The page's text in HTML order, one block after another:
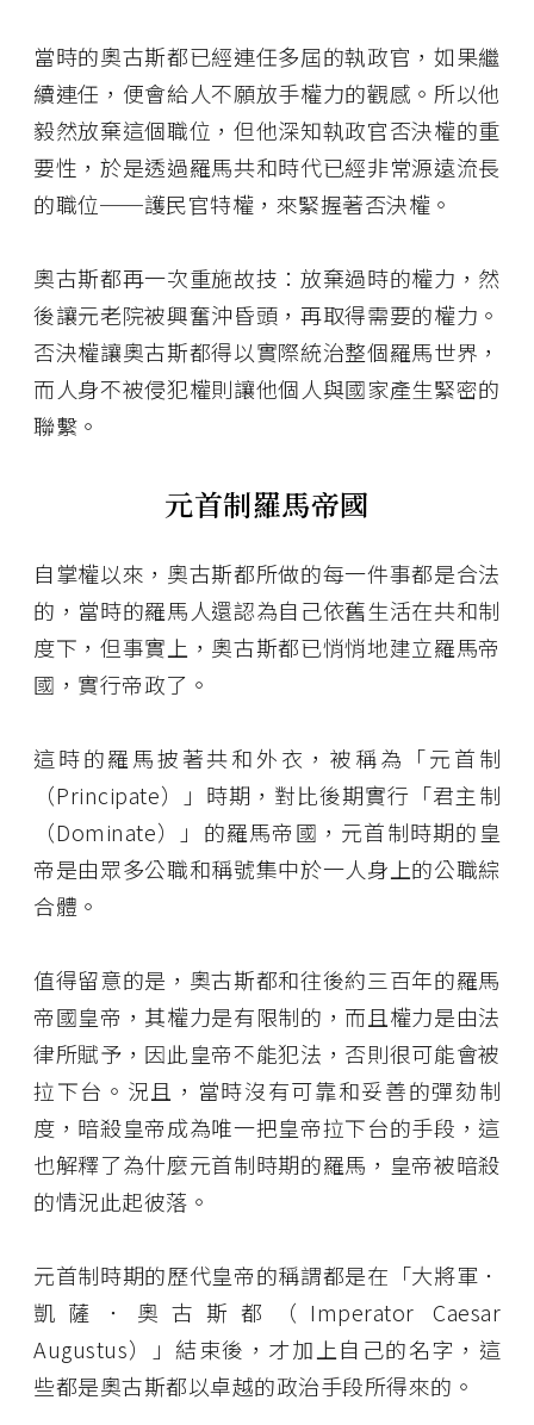
當時的奧古斯都已經連任多屆的執政官，如果繼
續連任，便會給人不願放手權力的觀感。所以他
毅然放棄這個職位，但他深知執政官否決權的重
要性，於是透過羅馬共和時代已經非常源遠流長
的職位──護民官特權，來緊握著否決權。
奧古斯都再一次重施故技：放棄過時的權力，然
後讓元老院被興奮沖昏頭，再取得需要的權力。
否決權讓奧古斯都得以實際統治整個羅馬世界，
而人身不被侵犯權則讓他個人與國家產生緊密的
聯繫。
元首制羅馬帝國
自掌權以來，奧古斯都所做的每一件事都是合法
的，當時的羅馬人還認為自己依舊生活在共和制
度下，但事實上，奧古斯都已悄悄地建立羅馬帝
國，實行帝政了。
這時的羅馬披著共和外衣，被稱為「元首制
（Principate）」時期，對比後期實行「君主制
（Dominate）」的羅馬帝國，元首制時期的皇
帝是由眾多公職和稱號集中於一人身上的公職綜
合體。
值得留意的是，奧古斯都和往後約三百年的羅馬
帝國皇帝，其權力是有限制的，而且權力是由法
律所賦予，因此皇帝不能犯法，否則很可能會被
拉下台。況且，當時沒有可靠和妥善的彈劾制
度，暗殺皇帝成為唯一把皇帝拉下台的手段，這
也解釋了為什麼元首制時期的羅馬，皇帝被暗殺
的情況此起彼落。
元首制時期的歷代皇帝的稱謂都是在「大將軍．
凱薩．奧古斯都（Imperator Caesar
Augustus）」結束後，才加上自己的名字，這
些都是奧古斯都以卓越的政治手段所得來的。